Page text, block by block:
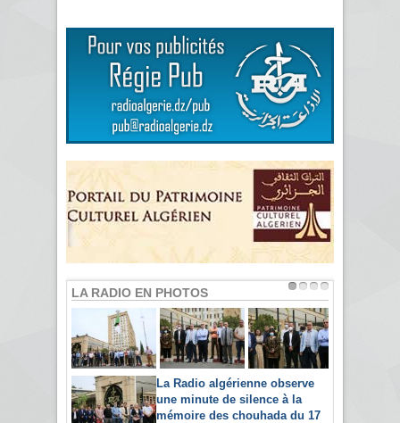
LA RADIO EN PHOTOS
La Radio algérienne observe
une minute de silence à la
mémoire des chouhada du 17